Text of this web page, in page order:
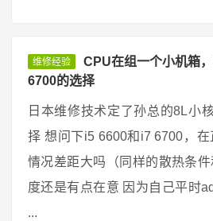
维修经验
CPU在组一个小机箱
6700的选择
日本维修技术定了孙总的8L小
择 想问下i5 6600和i7 6700，
情况差距大吗（同样的散热条
度还是有点在意 因为自己平时
...